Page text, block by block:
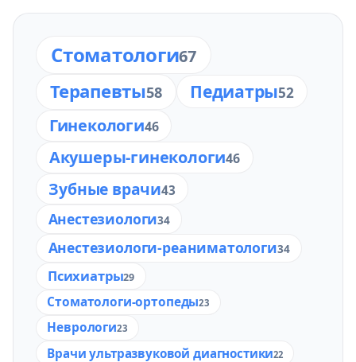
Стоматологи67
Терапевты58 Педиатры52
Гинекологи46
Акушеры-гинекологи46
Зубные врачи43
Анестезиологи34
Анестезиологи-реаниматологи34
Психиатры29
Стоматологи-ортопеды23
Неврологи23
Врачи ультразвуковой диагностики22